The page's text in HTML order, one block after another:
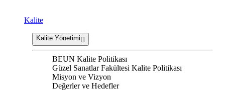
Kalite
Kalite Yönetimi
BEUN Kalite Politikası
Güzel Sanatlar Fakültesi Kalite Politikası
Misyon ve Vizyon
Değerler ve Hedefler